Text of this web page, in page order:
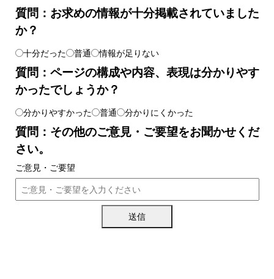
質問：お求めの情報が十分掲載されていました
か？
十分だった 普通 情報が足りない
質問：ページの構成や内容、表現は分かりやす
かったでしょうか？
分かりやすかった 普通 分かりにくかった
質問：その他のご意見・ご要望をお聞かせくだ
さい。
ご意見・ご要望
送信